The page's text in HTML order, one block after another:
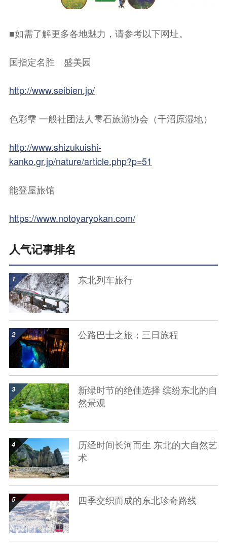
■如需了解更多各地魅力，请参考以下网址。
国指定名胜 盛美园
http://www.seibien.jp/
色彩雫 一般社团法人雫石旅游协会（千沼原湿地）
http://www.shizukuishi-
kanko.gr.jp/nature/article.php?p=51
能登屋旅馆
https://www.notoyaryokan.com/
人气记事排名
东北列车旅行
show details
公路巴士之旅；三日旅程
show details
新绿时节的绝佳选择 缤纷东北的自
然景观
show details
历经时间长河而生 东北的大自然艺
术
show details
四季交织而成的东北珍奇路线
show details